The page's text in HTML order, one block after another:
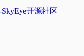
SkyEye开源社区